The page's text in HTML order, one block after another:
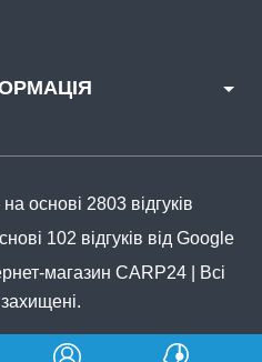
на основі 2803 відгуків
102 відгуків від Google
магазин CARP24 | Всі